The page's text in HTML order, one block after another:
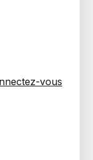
vous